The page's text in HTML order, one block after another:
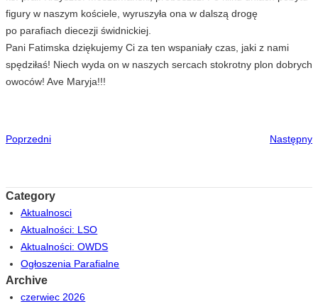
figury w naszym kościele, wyruszyła ona w dalszą drogę
po parafiach diecezji świdnickiej.
Pani Fatimska dziękujemy Ci za ten wspaniały czas, jaki z nami
spędziłaś! Niech wyda on w naszych sercach stokrotny plon dobrych
owoców! Ave Maryja!!!
Poprzedni Następny
Category
Aktualnosci
Aktualności: LSO
Aktualności: OWDS
Ogłoszenia Parafialne
Archive
czerwiec 2026